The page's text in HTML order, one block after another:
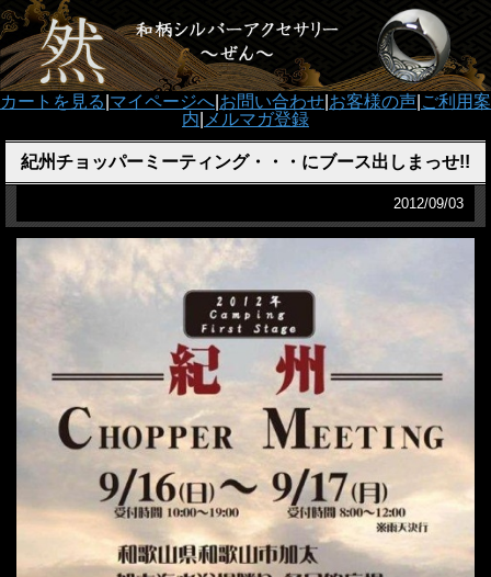
カートを見る マイページへ お問い合わせ お客様の声 ご利用案
内 メルマガ登録
紀州チョッパーミーティング・・・にブース出しまっせ!!
2012/09/03